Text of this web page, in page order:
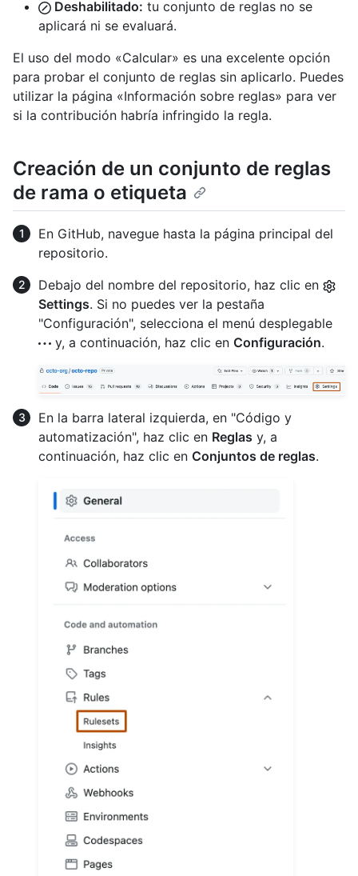
Deshabilitado: tu conjunto de reglas no se
aplicará ni se evaluará.
El uso del modo «Calcular» es una excelente opción
para probar el conjunto de reglas sin aplicarlo. Puedes
utilizar la página «Información sobre reglas» para ver
si la contribución habría infringido la regla.
Creación de un conjunto de reglas
de rama o etiqueta
En GitHub, navegue hasta la página principal del
repositorio.
Debajo del nombre del repositorio, haz clic en
Settings. Si no puedes ver la pestaña
"Configuración", selecciona el menú desplegable
y, a continuación, haz clic en Configuración.
En la barra lateral izquierda, en "Código y
automatización", haz clic en Reglas y, a
continuación, haz clic en Conjuntos de reglas.